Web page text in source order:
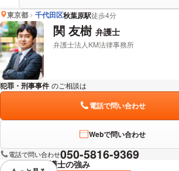
東京都 千代田区秋葉原駅徒歩4分
関 友樹 弁護士
弁護士法人KM法律事務所
犯罪・刑事事件 のご相談は
電話で問い合わせ
Webで問い合わせ
電話で問い合わせ050-5816-9369
弁護士の強み